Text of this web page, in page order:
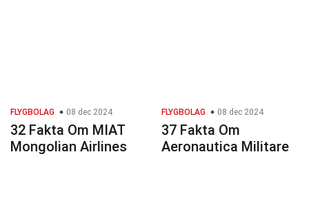
FLYGBOLAG 08 dec 2024
32 Fakta Om MIAT
Mongolian Airlines
FLYGBOLAG 08 dec 2024
37 Fakta Om
Aeronautica Militare